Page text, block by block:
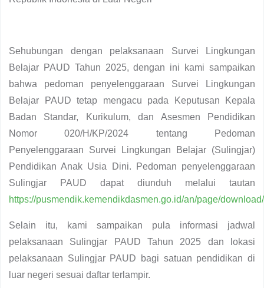
Sehubungan dengan pelaksanaan Survei Lingkungan
Belajar PAUD Tahun 2025, dengan ini kami sampaikan
bahwa pedoman penyelenggaraan Survei Lingkungan
Belajar PAUD tetap mengacu pada Keputusan Kepala
Badan Standar, Kurikulum, dan Asesmen Pendidikan
Nomor 020/H/KP/2024 tentang Pedoman
Penyelenggaraan Survei Lingkungan Belajar (Sulingjar)
Pendidikan Anak Usia Dini. Pedoman penyelenggaraan
Sulingjar PAUD dapat diunduh melalui tautan
https://pusmendik.kemendikdasmen.go.id/an/page/
Selain itu, kami sampaikan pula informasi jadwal
pelaksanaan Sulingjar PAUD Tahun 2025 dan lokasi
pelaksanaan Sulingjar PAUD bagi satuan pendidikan di
luar negeri sesuai daftar terlampir.